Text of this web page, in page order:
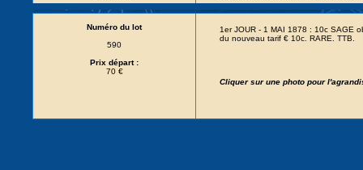
Numéro du lot
590
Prix départ :
70 €
1er JOUR - 1 MAI 1878 : 10c SAGE
du nouveau tarif € 10c. RARE. TTB.
Cliquer sur une photo pour